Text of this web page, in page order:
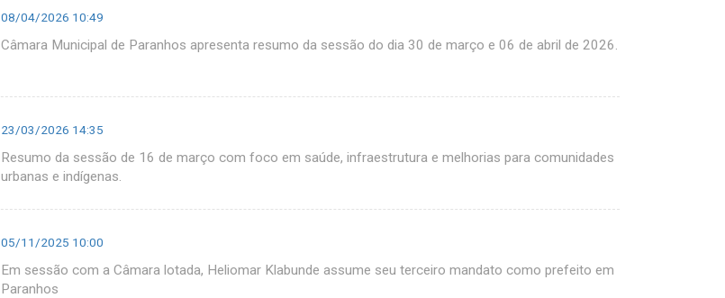
08/04/2026 10:49
Câmara Municipal de Paranhos apresenta resumo da sessão do dia 30 de março e 06 de abril de 2026.
23/03/2026 14:35
Resumo da sessão de 16 de março com foco em saúde, infraestrutura e melhorias para comunidades
urbanas e indígenas.
05/11/2025 10:00
Em sessão com a Câmara lotada, Heliomar Klabunde assume seu terceiro mandato como prefeito em
Paranhos